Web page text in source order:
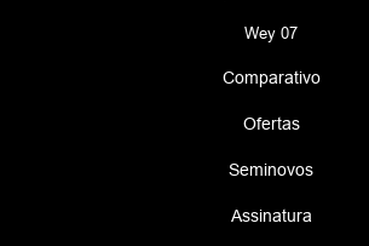
Wey 07
Comparativo
Ofertas
Seminovos
Assinatura